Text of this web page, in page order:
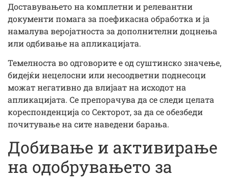
Доставувањето на комплетни и релевантни
документи помага за поефикасна обработка и ја
намалува веројатноста за дополнителни доцнења
или одбивање на апликацијата.
Темелноста во одговорите е од суштинско значење,
бидејќи нецелосни или несоодветни поднесоци
можат негативно да влијаат на исходот на
апликацијата. Се препорачува да се следи целата
кореспонденција со Секторот, за да се обезбеди
почитување на сите наведени барања.
Добивање и активирање
на одобрувањето за